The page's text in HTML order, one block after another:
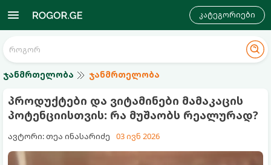
კატეგორიები
ჯანმრთელობა ჯანმრთელობა
პროდუქტები და ვიტამინები მამაკაცის
პოტენციისთვის: რა მუშაობს რეალურად?
ავტორი: თეა ინასარიძე 03 ივნ 2026